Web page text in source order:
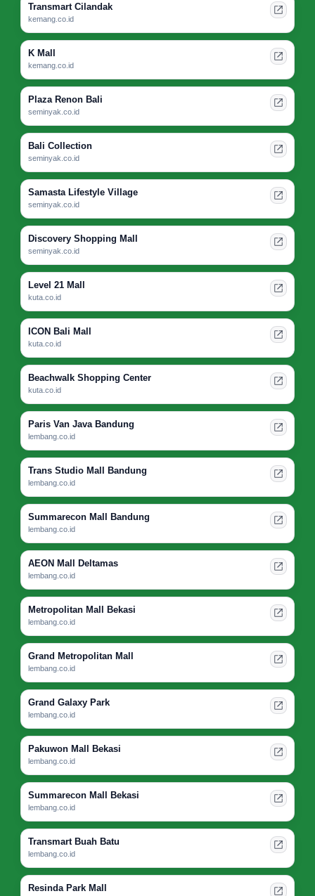
Transmart Cilandak
kemang.co.id
K Mall
kemang.co.id
Plaza Renon Bali
seminyak.co.id
Bali Collection
seminyak.co.id
Samasta Lifestyle Village
seminyak.co.id
Discovery Shopping Mall
seminyak.co.id
Level 21 Mall
kuta.co.id
ICON Bali Mall
kuta.co.id
Beachwalk Shopping Center
kuta.co.id
Paris Van Java Bandung
lembang.co.id
Trans Studio Mall Bandung
lembang.co.id
Summarecon Mall Bandung
lembang.co.id
AEON Mall Deltamas
lembang.co.id
Metropolitan Mall Bekasi
lembang.co.id
Grand Metropolitan Mall
lembang.co.id
Grand Galaxy Park
lembang.co.id
Pakuwon Mall Bekasi
lembang.co.id
Summarecon Mall Bekasi
lembang.co.id
Transmart Buah Batu
lembang.co.id
Resinda Park Mall